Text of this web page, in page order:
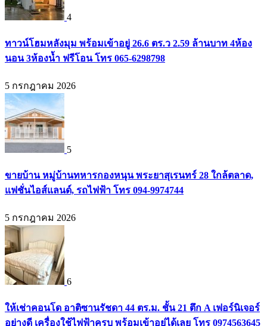
4
ทาวน์โฮมหลังมุม พร้อมเข้าอยู่ 26.6 ตร.ว 2.59 ล้านบาท 4ห้อง
นอน 3ห้องน้ำ ฟรีโอน โทร 065-6298798
5 กรกฎาคม 2026
5
ขายบ้าน หมู่บ้านทหารกองหนุน พระยาสุเรนทร์ 28 ใกล้ตลาด,
แฟชั่นไอส์แลนด์, รถไฟฟ้า โทร 094-9974744
5 กรกฎาคม 2026
6
ให้เช่าคอนโด อาติซานรัชดา 44 ตร.ม. ชั้น 21 ตึก A เฟอร์นิเจอร์
อย่างดี เครื่องใช้ไฟฟ้าครบ พร้อมเข้าอยู่ได้เลย โทร 0974563645